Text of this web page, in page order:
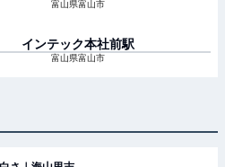
富山県富山市
インテック本社前駅
富山県富山市